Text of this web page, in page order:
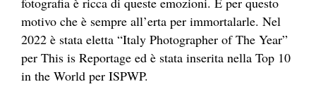
motivo che è sempre all’erta per immortalarle. Nel
2022 è stata eletta “Italy Photographer of The Year”
per This is Reportage ed è stata inserita nella Top 10
in the World per ISPWP.